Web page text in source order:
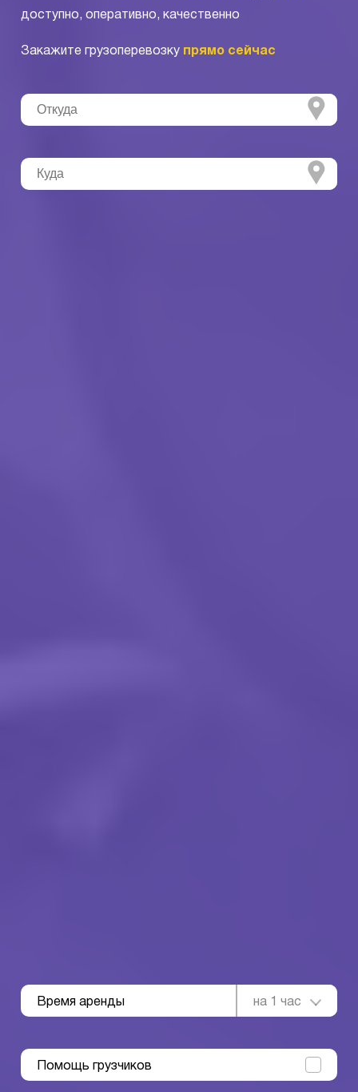
доступно, оперативно, качественно
Закажите грузоперевозку прямо сейчас
Время аренды на 1 час
Помощь грузчиков